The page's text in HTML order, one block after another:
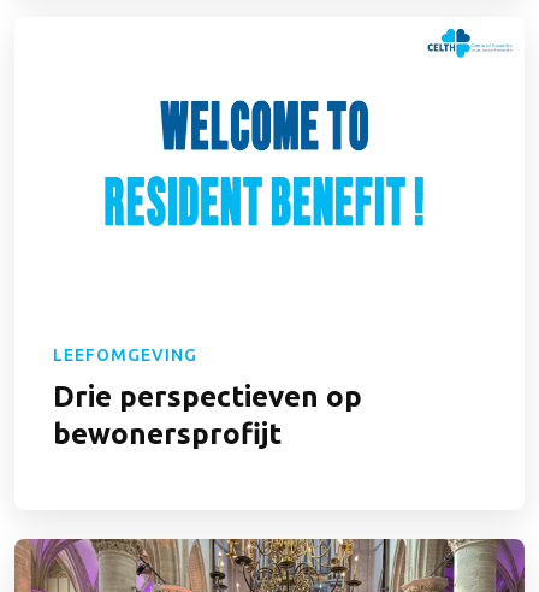
LEEFOMGEVING
Drie perspectieven op
bewonersprofijt